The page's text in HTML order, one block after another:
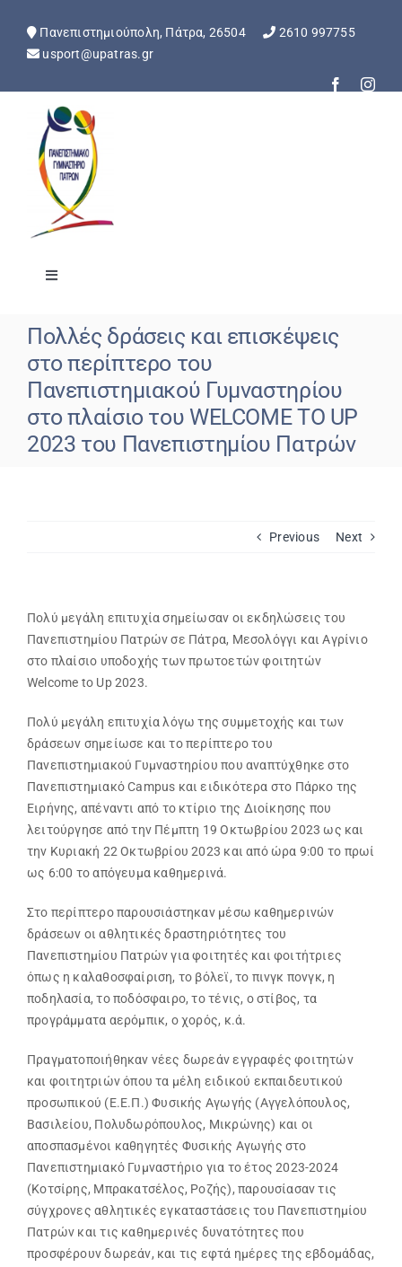
content
Πανεπιστημιούπολη, Πάτρα, 26504
2610 997755
usport@upatras.gr
Toggle
Ανακοινώσεις
Εβδομαδιαίο Πρόγραμμα
Ετήσιες Δράσεις
Αθλητικές Εγκαταστάσεις
Προσβασιμότητα ΦμεΑ
Επικοινωνία
Search
for:
Πολλές δράσεις και επισκέψεις
στο περίπτερο του
Πανεπιστημιακού Γυμναστηρίου
στο πλαίσιο του WELCOME TO UP
2023 του Πανεπιστημίου Πατρών
Previous Next
Πολύ μεγάλη επιτυχία σημείωσαν οι εκδηλώσεις του
Πανεπιστημίου Πατρών σε Πάτρα, Μεσολόγγι και Αγρίνιο
στο πλαίσιο υποδοχής των πρωτοετών φοιτητών
Welcome to Up 2023.
Πολύ μεγάλη επιτυχία λόγω της συμμετοχής και των
δράσεων σημείωσε και το περίπτερο του
Πανεπιστημιακού Γυμναστηρίου που αναπτύχθηκε στο
Πανεπιστημιακό Campus και ειδικότερα στο Πάρκο της
Ειρήνης, απέναντι από το κτίριο της Διοίκησης που
λειτούργησε από την Πέμπτη 19 Οκτωβρίου 2023 ως και
την Κυριακή 22 Οκτωβρίου 2023 και από ώρα 9:00 το πρωί
ως 6:00 το απόγευμα καθημερινά.
Στο περίπτερο παρουσιάστηκαν μέσω καθημερινών
δράσεων οι αθλητικές δραστηριότητες του
Πανεπιστημίου Πατρών για φοιτητές και φοιτήτριες
όπως η καλαθοσφαίριση, το βόλεϊ, το πινγκ πονγκ, η
ποδηλασία, το ποδόσφαιρο, το τένις, ο στίβος, τα
προγράμματα αερόμπικ, ο χορός, κ.ά.
Πραγματοποιήθηκαν νέες δωρεάν εγγραφές φοιτητών
και φοιτητριών όπου τα μέλη ειδικού εκπαιδευτικού
προσωπικού (Ε.Ε.Π.) Φυσικής Αγωγής (Αγγελόπουλος,
Βασιλείου, Πολυδωρόπουλος, Μικρώνης) και οι
αποσπασμένοι καθηγητές Φυσικής Αγωγής στο
Πανεπιστημιακό Γυμναστήριο για το έτος 2023-2024
(Κοτσίρης, Μπρακατσέλος, Ροζής), παρουσίασαν τις
σύγχρονες αθλητικές εγκαταστάσεις του Πανεπιστημίου
Πατρών και τις καθημερινές δυνατότητες που
προσφέρουν δωρεάν, και τις εφτά ημέρες της εβδομάδας,